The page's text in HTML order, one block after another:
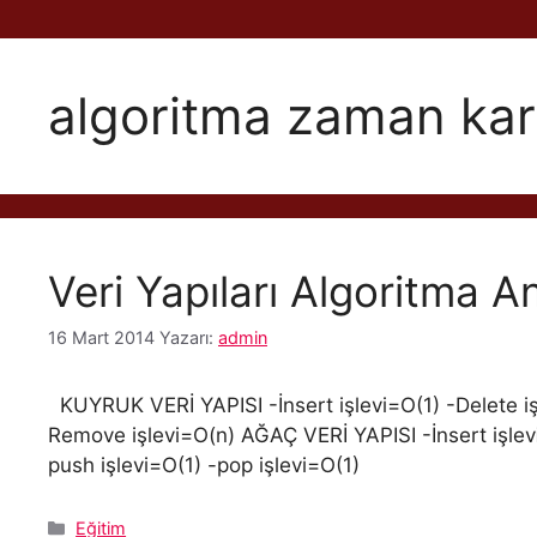
algoritma zaman
Veri Yapıları Algoritma
16 Mart 2014 Yazarı: admin
KUYRUK VERİ YAPISI -İnsert işlevi=O(1) -Delete
Remove işlevi=O(n) AĞAÇ VERİ YAPISI -İnsert
push işlevi=O(1) -pop işlevi=O(1)
Kategoriler
Eğitim